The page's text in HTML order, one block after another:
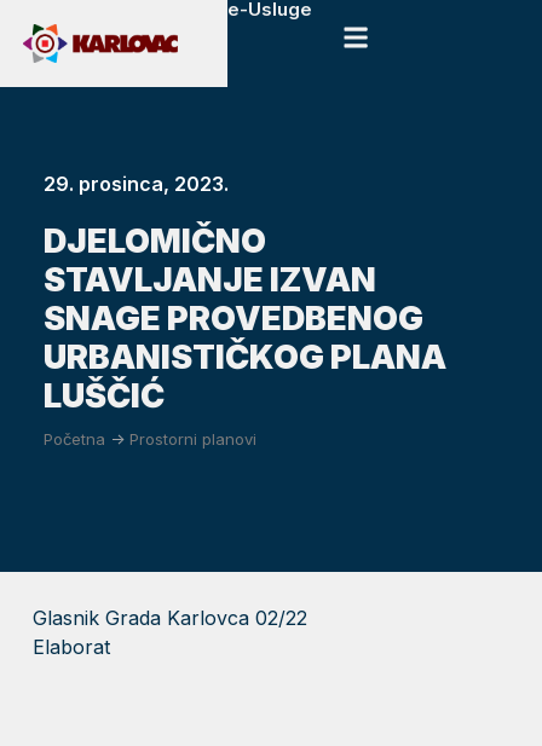
e-Usluge
29. prosinca, 2023.
DJELOMIČNO
STAVLJANJE IZVAN
SNAGE PROVEDBENOG
URBANISTIČKOG PLANA
LUŠČIĆ
Početna -> Prostorni planovi
Glasnik Grada Karlovca 02/22
Elaborat